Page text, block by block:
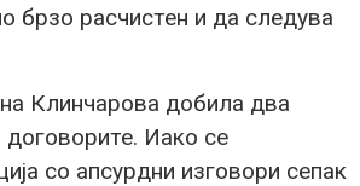
брзо расчистен и да следува
Клинчарова добила два
Иако се
со апсурдни изговори сепак